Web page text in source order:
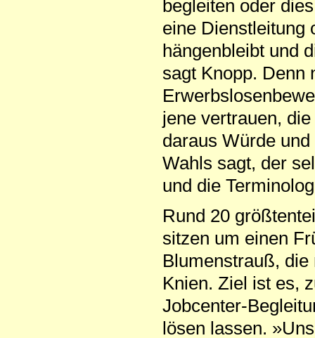
begleiten oder
eine Dienstleitung
hängenbleibt und
sagt Knopp. Denn
jene vertrauen,
daraus Würde
Wahls sagt, der
und die
Rund 20
sitzen um einen
Blumenstrauß,
Knien. Ziel ist es,
Jobcenter-
lösen lassen.